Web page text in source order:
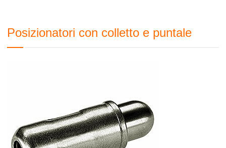
Posizionatori con colletto e puntale